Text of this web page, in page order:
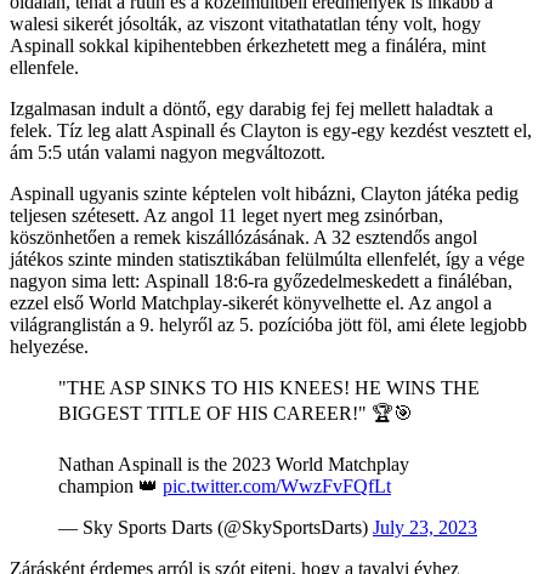
walesi sikerét jósolták, az viszont vitathatatlan tény volt, hogy
Aspinall sokkal kipihentebben érkezhetett meg a fináléra, mint
ellenfele.
Izgalmasan indult a döntő, egy darabig fej fej mellett haladtak a
felek. Tíz leg alatt Aspinall és Clayton is egy-egy kezdést vesztett el,
ám 5:5 után valami nagyon megváltozott.
Aspinall ugyanis szinte képtelen volt hibázni, Clayton játéka pedig
teljesen szétesett. Az angol 11 leget nyert meg zsinórban,
köszönhetően a remek kiszállózásának. A 32 esztendős angol
játékos szinte minden statisztikában felülmúlta ellenfelét, így a vége
nagyon sima lett: Aspinall 18:6-ra győzedelmeskedett a fináléban,
ezzel első World Matchplay-sikerét könyvelhette el. Az angol a
világranglistán a 9. helyről az 5. pozícióba jött föl, ami élete legjobb
helyezése.
"THE ASP SINKS TO HIS KNEES! HE WINS THE
BIGGEST TITLE OF HIS CAREER!" 🏆🎯
Nathan Aspinall is the 2023 World Matchplay
champion 👑 pic.twitter.com/WwzFvFQfLt
— Sky Sports Darts (@SkySportsDarts) July 23, 2023
Zárásként érdemes arról is szót ejteni, hogy a tavalyi évhez